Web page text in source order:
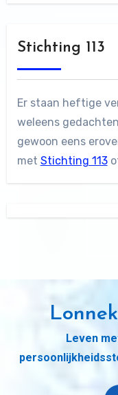
Stichting 113
Er staan heftige
weleens
gewoon eens
met Stichting 113
Leven